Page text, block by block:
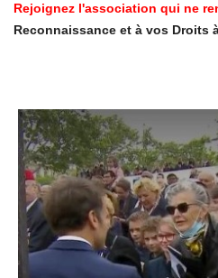
Rejoignez l'association qui ne
Reconnaissance et à vos Droits